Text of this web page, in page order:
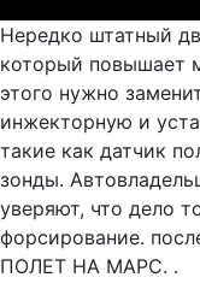
Нередко штатный
который повышает
этого нужно
инжекторную и
такие как датчик
зонды.
уверяют, что дело
форсирование.
ПОЛЕТ НА МАРС. .